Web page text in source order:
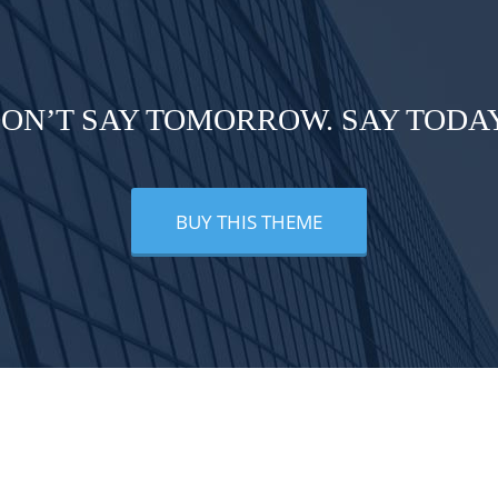
SAY TOMORROW. SAY
BUY THIS THEME